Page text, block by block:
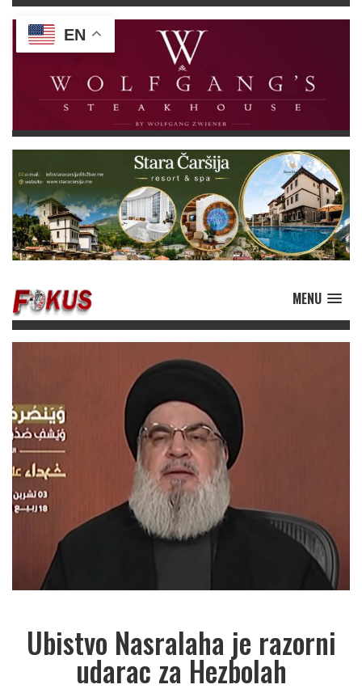
MENU
Ubistvo Nasralaha je razorni
udarac za Hezbolah
EN